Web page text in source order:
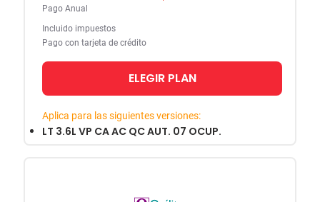
Pago Anual
Incluido impuestos
Pago con tarjeta de crédito
ELEGIR PLAN
Aplica para las siguientes versiones:
LT 3.6L VP CA AC QC AUT. 07 OCUP.